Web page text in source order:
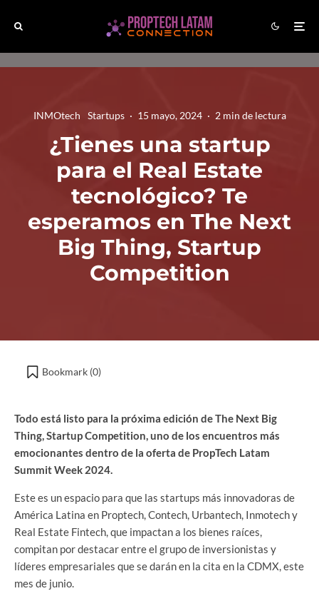
INMOtech Startups · 15 mayo, 2024 · 2 min de lectura
¿Tienes una startup
para el Real Estate
tecnológico? Te
esperamos en The Next
Big Thing, Startup
Competition
Bookmark (0)
Todo está listo para la próxima edición de The Next Big
Thing, Startup Competition, uno de los encuentros más
emocionantes dentro de la oferta de PropTech Latam
Summit Week 2024.
Este es un espacio para que las startups más innovadoras de
América Latina en Proptech, Contech, Urbantech, Inmotech y
Real Estate Fintech, que impactan a los bienes raíces,
compitan por destacar entre el grupo de inversionistas y
líderes empresariales que se darán en la cita en la CDMX, este
mes de junio.